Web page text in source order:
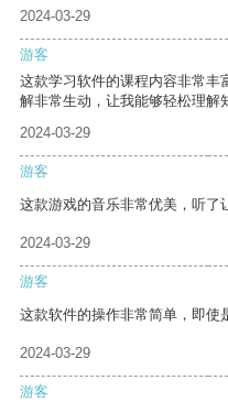
2024-03-29
游客
这款学习软件的课程内容非常丰
解非常生动，让我能够轻松理解
2024-03-29
游客
这款游戏的音乐非常优美，听了
2024-03-29
游客
这款软件的操作非常简单，即使
2024-03-29
游客